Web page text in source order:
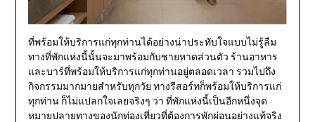
ที่พร้อมให้บริการแก่ทุกท่านได้อย่างน่าประทับใจแบบไม่รู้ลืม
ทางที่พักแห่งนี้นั้นจะมาพร้อมกับชายหาดส่วนตัว ร้านอาหาร
และบาร์ที่พร้อมให้บริการแก่ทุกท่านอยู่ตลอดเวลา รวมไปถึง
กิจกรรมมากมายสำหรับทุกวัย ทางรีสอร์ทก็พร้อมให้บริการแก่
ทุกท่าน ก็ไม่แปลกใจเลยจริงๆ ว่า ที่พักแห่งนี้เป็นอีกหนึ่งจุด
หมายปลายทางของนักท่องเที่ยวที่ต้องการพักผ่อนอย่างแท้จริง